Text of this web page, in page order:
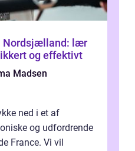
Nordsjælland: lær
og effektivt
Madsen
ned i et af
og udfordrende
France. Vi vil